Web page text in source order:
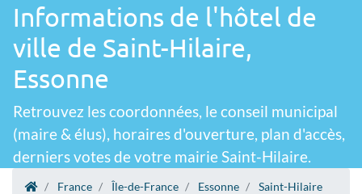
Informations de l'hôtel de
ville de Saint-Hilaire,
Essonne
Retrouvez les coordonnées, le conseil municipal
(maire & élus), horaires d'ouverture, plan d'accès,
derniers votes de votre mairie Saint-Hilaire.
France Île-de-France Essonne Saint-Hilaire